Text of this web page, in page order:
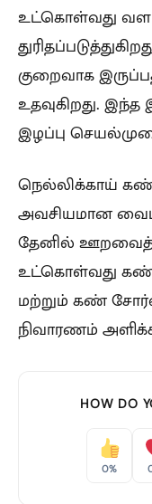
உட்கொள்வது
குறைவாக
உதவுகிறது.
இழப்பு
நெல்லிக்காய்
அவசியமான
தேனில்
உட்கொள்வது
மற்றும் கண்
நிவாரணம்
HOW DO
0%